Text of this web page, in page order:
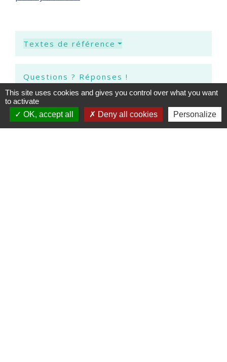
Textes de référence
Questions ? Réponses !
Comment savoir si un nom d'association est
déjà utilisé ?
Faut-il protéger le nom d'une association ?
This site uses cookies and gives you control over what you want
to activate
OK, accept all
Deny all cookies Personalize